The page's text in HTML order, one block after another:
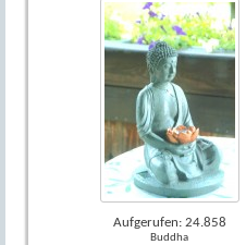
Aufgerufen: 24.858
Buddha